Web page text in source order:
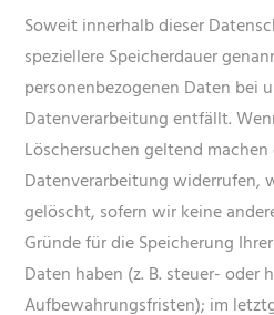
Soweit innerhalb dieser
speziellere Speicherdauer
personenbezogenen Daten bei
Datenverarbeitung entfällt.
Löschersuchen geltend
Datenverarbeitung widerrufen,
gelöscht, sofern wir keine
Gründe für die Speicherung
Daten haben (z. B. steuer- oder
Aufbewahrungsfristen); im